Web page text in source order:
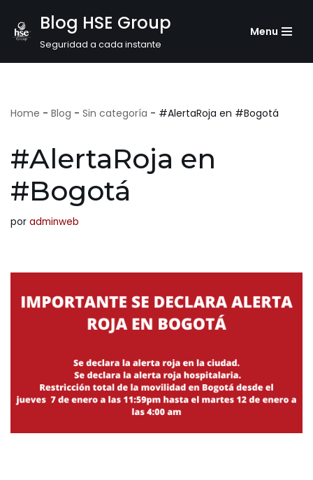
Saltar
Blog HSE Group
Seguridad a cada instante
Menu
Home - Blog - Sin categoría - #AlertaRoja en #Bogotá
#AlertaRoja en
#Bogotá
por adminweb